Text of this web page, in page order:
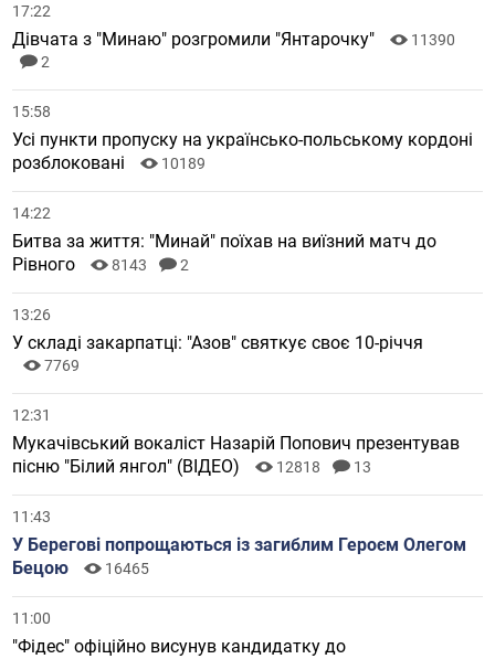
17:22
Дівчата з "Минаю" розгромили "Янтарочку"
11390
2
15:58
Усі пункти пропуску на українсько-польському кордоні
розблоковані
10189
14:22
Битва за життя: "Минай" поїхав на виїзний матч до
Рівного
8143 2
13:26
У складі закарпатці: "Азов" святкує своє 10-річчя
7769
12:31
Мукачівський вокаліст Назарій Попович презентував
пісню "Білий янгол" (ВІДЕО)
12818 13
11:43
У Берегові попрощаються із загиблим Героєм Олегом
Бецою
16465
11:00
"Фідес" офіційно висунув кандидатку до